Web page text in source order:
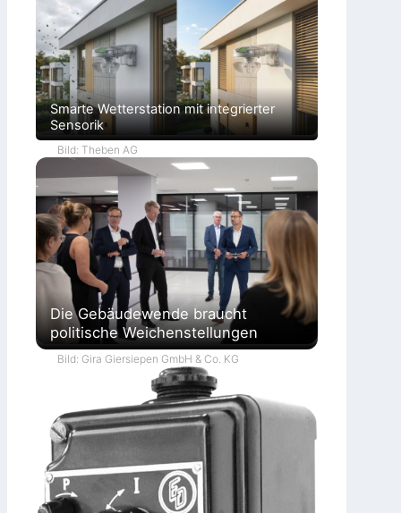
Smarte Wetterstation mit integrierter
Sensorik
Bild: Theben AG
Die Gebäudewende braucht
politische Weichenstellungen
Bild: Gira Giersiepen GmbH & Co. KG